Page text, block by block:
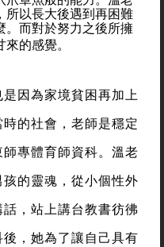
所以長大後遇到再困難
。而對於努力之後所擁
的感覺。
因為家境貧困再加上
的社會，老師是穩定
專體育師資科。溫老
的靈魂，從小個性外
，站上講台教書彷彿
，她為了讓自己具有